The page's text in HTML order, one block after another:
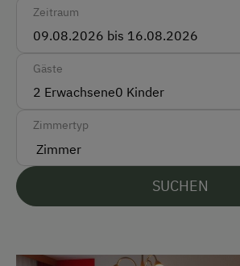
Akzeptierte Zahlungsmittel
Überweisung / SEPA
Vor Ort gesprochene Sprachen
Deutsch
Kostenlose Parkplätze
Zeitraum
Gäste
2 Erwachsene0 Kinder
Zimmertyp
SUCHEN